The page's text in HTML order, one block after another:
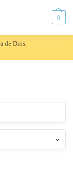
0
de Dios.